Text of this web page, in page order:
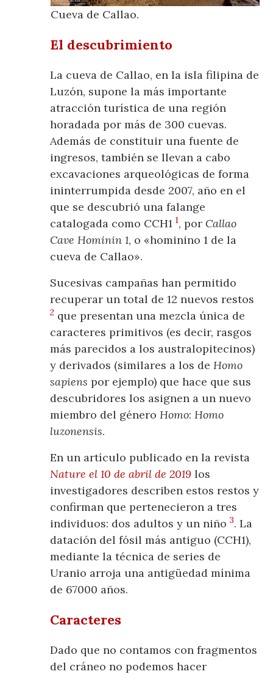
Cueva de Callao.
El descubrimiento
La cueva de Callao, en la isla filipina de
Luzón, supone la más importante
atracción turística de una región
horadada por más de 300 cuevas.
Además de constituir una fuente de
ingresos, también se llevan a cabo
excavaciones arqueológicas de forma
ininterrumpida desde 2007, año en el
que se descubrió una falange
catalogada como CCH11, por Callao
Cave Hominin 1, o «hominino 1 de la
cueva de Callao».
Sucesivas campañas han permitido
recuperar un total de 12 nuevos restos
2 que presentan una mezcla única de
caracteres primitivos (es decir, rasgos
más parecidos a los australopitecinos)
y derivados (similares a los deHomo
sapiens por ejemplo) que hace que sus
descubridores los asignen a un nuevo
miembro del géneroHomo:Homo
luzonensis.
En un artículo publicado en la revista
Nature el 10 de abril de 2019 los
investigadores describen estos restos y
confirman que pertenecieron a tres
individuos: dos adultos y un niño3. La
datación del fósil más antiguo (CCH1),
mediante la técnica de series de
Uranio arroja una antigüedad mínima
de 67000 años.
Caracteres
Dado que no contamos con fragmentos
del cráneo no podemos hacer